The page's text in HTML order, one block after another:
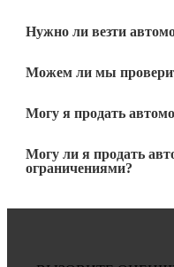
Нужно ли везти
Можем ли мы
Могу я продать
Могу ли я продать
ограничениями?